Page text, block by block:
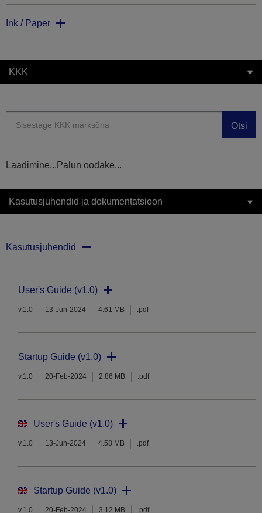
Ink / Paper
KKK
Otsi
Laadimine...Palun oodake...
Kasutusjuhendid ja dokumentatsioon
Kasutusjuhendid
User's Guide (v1.0)
v.1.0 13-Jun-2024 4.61 MB .pdf
Startup Guide (v1.0)
v.1.0 20-Feb-2024 2.86 MB .pdf
User's Guide (v1.0)
v.1.0 13-Jun-2024 4.58 MB .pdf
Startup Guide (v1.0)
v.1.0 20-Feb-2024 3.12 MB .pdf